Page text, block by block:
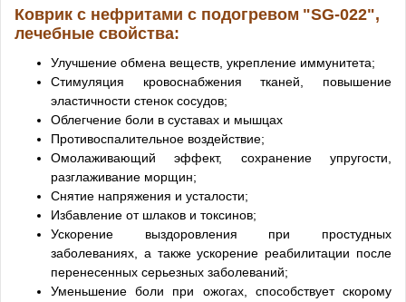
Коврик с нефритами с подогревом "SG-022",
лечебные свойства:
Улучшение обмена веществ, укрепление иммунитета;
Стимуляция кровоснабжения тканей, повышение
эластичности стенок сосудов;
Облегчение боли в суставах и мышцах
Противоспалительное воздействие;
Омолаживающий эффект, сохранение упругости,
разглаживание морщин;
Снятие напряжения и усталости;
Избавление от шлаков и токсинов;
Ускорение выздоровления при простудных
заболеваниях, а также ускорение реабилитации после
перенесенных серьезных заболеваний;
Уменьшение боли при ожогах, способствует скорому